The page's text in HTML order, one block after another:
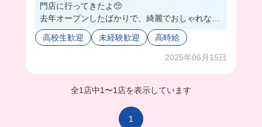
門店に行ってきたよ🥺
去年オープンしたばかりで、綺麗でおしゃれな店
内✨
クレープとかガレット焼くのに慣れてなくても、
ベテラン先輩がめっちゃ優しく教えてくれて、
まかないには味の勉強のために、ガレットとか食
みんなもここで働いてみない？😊💞
高校生歓迎 未経験歓迎 高時給
2025年06月15日
全1店中1 〜1店を表示しています
1